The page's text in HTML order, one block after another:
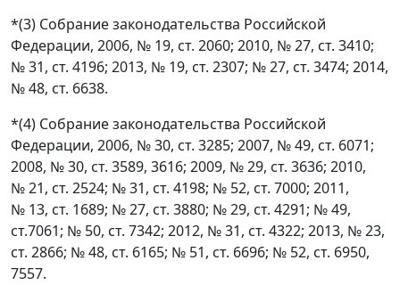
*(3) Собрание законодательства Российской
Федерации, 2006, № 19, ст. 2060; 2010, № 27, ст. 3410;
№ 31, ст. 4196; 2013, № 19, ст. 2307; № 27, ст. 3474; 2014,
№ 48, ст. 6638.
*(4) Собрание законодательства Российской
Федерации, 2006, № 30, ст. 3285; 2007, № 49, ст. 6071;
2008, № 30, ст. 3589, 3616; 2009, № 29, ст. 3636; 2010,
№ 21, ст. 2524; № 31, ст. 4198; № 52, ст. 7000; 2011,
№ 13, ст. 1689; № 27, ст. 3880; № 29, ст. 4291; № 49,
ст.7061; № 50, ст. 7342; 2012, № 31, ст. 4322; 2013, № 23,
ст. 2866; № 48, ст. 6165; № 51, ст. 6696; № 52, ст. 6950,
7557.